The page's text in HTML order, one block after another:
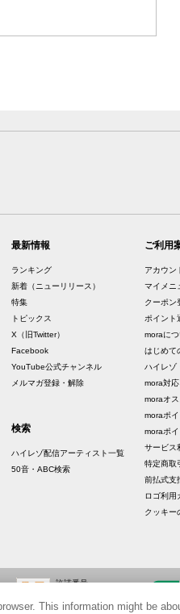
最新情報
ランキング
新着（ニューリリース）
特集
トピックス
X（旧Twitter）
Facebook
YouTube公式チャンネル
メルマガ登録・解除
検索
ハイレゾ配信アーティスト一覧
50音・ABC検索
ご利用
アカウン
マイメニ
クーポン
ポイント
moraにつ
はじめて
ハイレゾ
mora対
moraオ
moraポ
moraポ
サービス
特定商取
前払式支
ロゴ利用
クッキー
許諾番号
ID000002799
This information might be